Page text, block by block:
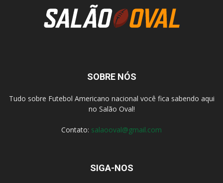
SOBRE NÓS
Tudo sobre Futebol Americano nacional você fica sabendo aqui
no Salão Oval!
Contato: salaooval@gmail.com
SIGA-NOS